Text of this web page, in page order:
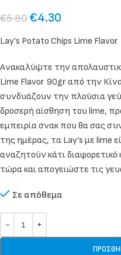
€5.80€4.30
Lay’s Potato Chips Lime Flavor
Ανακαλύψτε την
Lime Flavor 90gr από την
συνδυάζουν την πλούσια
δροσερή αίσθηση του lime,
εμπειρία σνακ που θα σας
της ημέρας, τα Lay’s με lime
αναζητούν κάτι
τώρα και απογειώστε τις
Σε απόθεμα